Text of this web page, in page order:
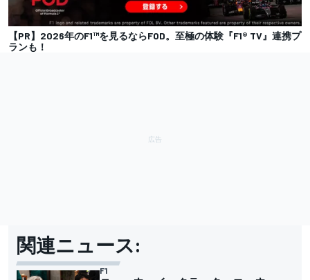
【PR】2026年のF1™を見るならFOD。至極の体験『F1® TV』連携プ
ランも！
関連ニュース:
F1